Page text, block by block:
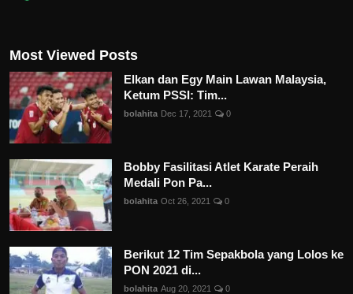
Most Viewed Posts
Elkan dan Egy Main Lawan Malaysia,
Ketum PSSI: Tim...
bolahita Dec 17, 2021 0
Bobby Fasilitasi Atlet Karate Peraih
Medali Pon Pa...
bolahita Oct 26, 2021 0
Berikut 12 Tim Sepakbola yang Lolos ke
PON 2021 di...
bolahita Aug 20, 2021 0